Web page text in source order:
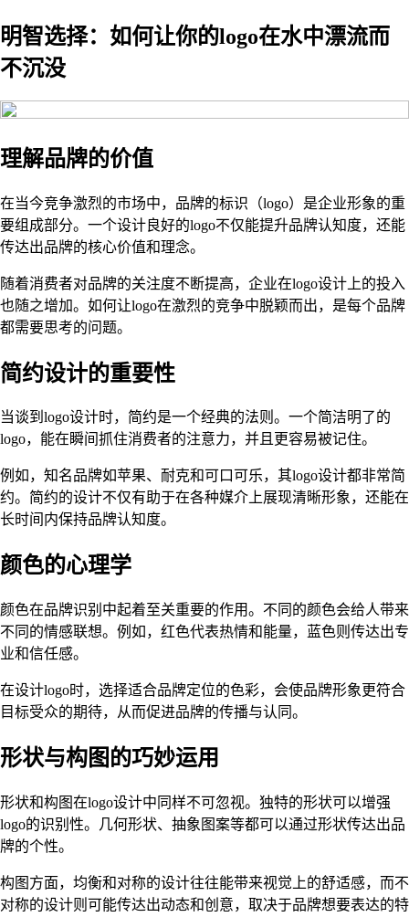
明智选择：如何让你的logo在水中漂流而
不沉没
理解品牌的价值
在当今竞争激烈的市场中，品牌的标识（logo）是企业形象的重
要组成部分。一个设计良好的logo不仅能提升品牌认知度，还能
传达出品牌的核心价值和理念。
随着消费者对品牌的关注度不断提高，企业在logo设计上的投入
也随之增加。如何让logo在激烈的竞争中脱颖而出，是每个品牌
都需要思考的问题。
简约设计的重要性
当谈到logo设计时，简约是一个经典的法则。一个简洁明了的
logo，能在瞬间抓住消费者的注意力，并且更容易被记住。
例如，知名品牌如苹果、耐克和可口可乐，其logo设计都非常简
约。简约的设计不仅有助于在各种媒介上展现清晰形象，还能在
长时间内保持品牌认知度。
颜色的心理学
颜色在品牌识别中起着至关重要的作用。不同的颜色会给人带来
不同的情感联想。例如，红色代表热情和能量，蓝色则传达出专
业和信任感。
在设计logo时，选择适合品牌定位的色彩，会使品牌形象更符合
目标受众的期待，从而促进品牌的传播与认同。
形状与构图的巧妙运用
形状和构图在logo设计中同样不可忽视。独特的形状可以增强
logo的识别性。几何形状、抽象图案等都可以通过形状传达出品
牌的个性。
构图方面，均衡和对称的设计往往能带来视觉上的舒适感，而不
对称的设计则可能传达出动态和创意，取决于品牌想要表达的特